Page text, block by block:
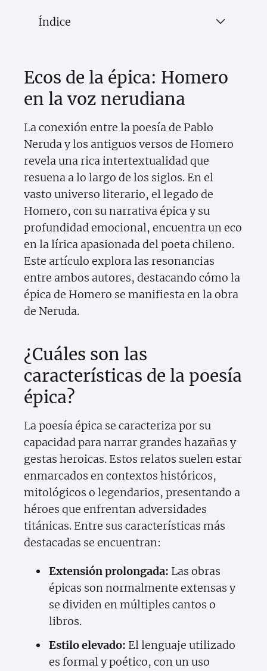
Índice
Ecos de la épica: Homero
en la voz nerudiana
La conexión entre la poesía de Pablo
Neruda y los antiguos versos de Homero
revela una rica intertextualidad que
resuena a lo largo de los siglos. En el
vasto universo literario, el legado de
Homero, con su narrativa épica y su
profundidad emocional, encuentra un eco
en la lírica apasionada del poeta chileno.
Este artículo explora las resonancias
entre ambos autores, destacando cómo la
épica de Homero se manifiesta en la obra
de Neruda.
¿Cuáles son las
características de la poesía
épica?
La poesía épica se caracteriza por su
capacidad para narrar grandes hazañas y
gestas heroicas. Estos relatos suelen estar
enmarcados en contextos históricos,
mitológicos o legendarios, presentando a
héroes que enfrentan adversidades
titánicas. Entre sus características más
destacadas se encuentran:
Extensión prolongada: Las obras
épicas son normalmente extensas y
se dividen en múltiples cantos o
libros.
Estilo elevado: El lenguaje utilizado
es formal y poético, con un uso